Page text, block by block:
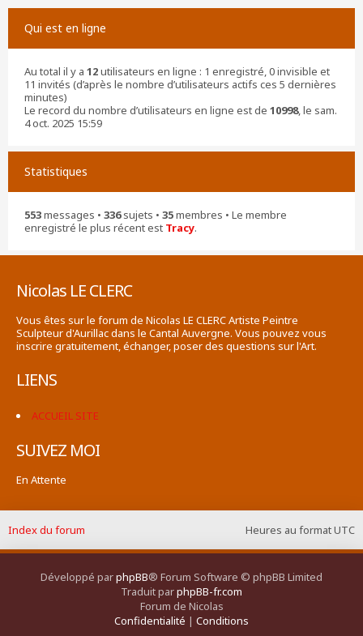
Qui est en ligne
Au total il y a 12utilisateurs en ligne : 1 enregistré, 0 invisible et
11 invités (d’après le nombre d’utilisateurs actifs ces 5 dernières
minutes)
Le record du nombre d’utilisateurs en ligne est de 10998, le sam.
4 oct. 2025 15:59
Statistiques
553messages • 336sujets • 35membres • Le membre
enregistré le plus récent est Tracy.
Nicolas LE CLERC
Vous êtes sur le forum de Nicolas LE CLERC Artiste Peintre
Sculpteur d'Aurillac dans le Cantal Auvergne. Vous pouvez vous
inscrire gratuitement, échanger, poser des questions sur l'Art.
LIENS
ACCUEIL SITE
SUIVEZ MOI
En Attente
Heures au formatUTC
Index du forum
Développé parphpBB® Forum Software © phpBB Limited
Traduit parphpBB-fr.com
Forum de Nicolas
Confidentialité | Conditions